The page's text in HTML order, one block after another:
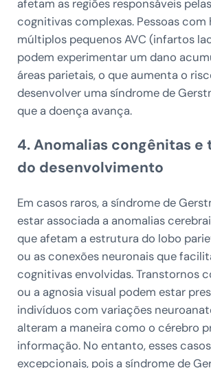
afetam as regiões responsáveis
cognitivas complexas. Pessoas
múltiplos pequenos AVC (infartos
podem experimentar um dano
áreas parietais, o que aumenta o
desenvolver uma síndrome de
que a doença avança.
4. Anomalias congênitas
do desenvolvimento
Em casos raros, a síndrome de
estar associada a anomalias
que afetam a estrutura do lobo
ou as conexões neuronais que
cognitivas envolvidas. Transtornos
ou a agnosia visual podem estar
indivíduos com variações
alteram a maneira como o cérebro
informação. No entanto, esses
excepcionais, pois a síndrome de